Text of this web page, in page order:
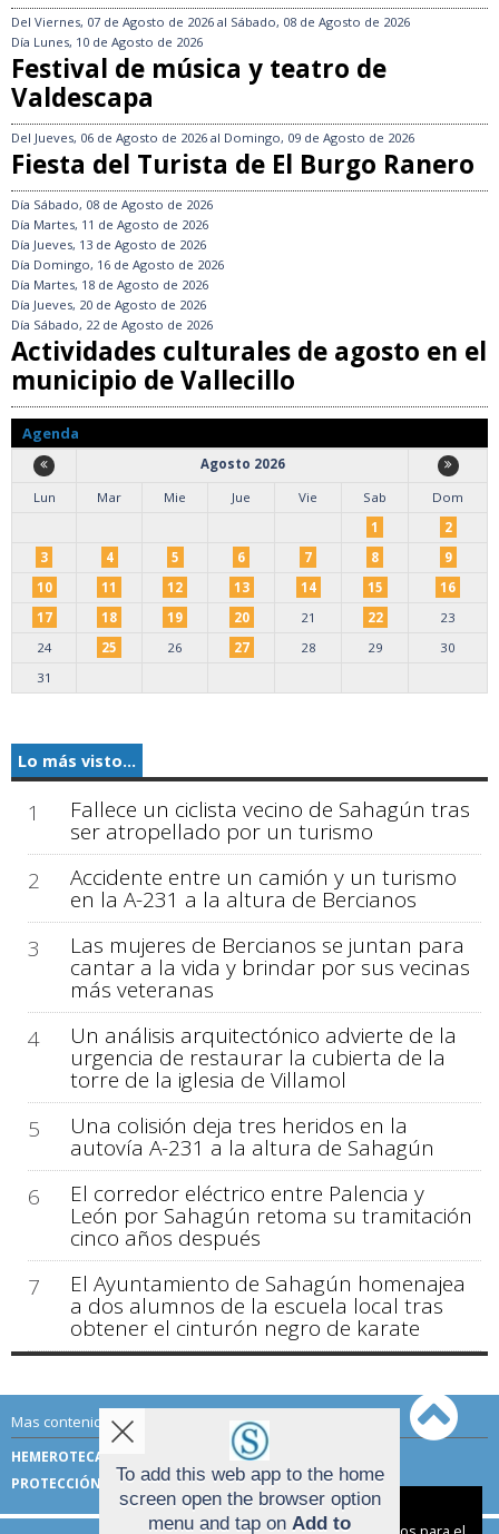
Del Viernes, 07 de Agosto de 2026 al Sábado, 08 de Agosto de 2026
Día Lunes, 10 de Agosto de 2026
Festival de música y teatro de
Valdescapa
Del Jueves, 06 de Agosto de 2026 al Domingo, 09 de Agosto de 2026
Fiesta del Turista de El Burgo Ranero
Día Sábado, 08 de Agosto de 2026
Día Martes, 11 de Agosto de 2026
Día Jueves, 13 de Agosto de 2026
Día Domingo, 16 de Agosto de 2026
Día Martes, 18 de Agosto de 2026
Día Jueves, 20 de Agosto de 2026
Día Sábado, 22 de Agosto de 2026
Actividades culturales de agosto en el
municipio de Vallecillo
Agenda
Agosto 2026
Lun
Mar Mie Jue Vie Sab
Dom
1
2
3
4 5 6 7 8
9
10
11 12 13 14 15
16
17
18 19 20 21 22
23
24
25 26 27 28 29
30
31
Lo más visto...
1 Fallece un ciclista vecino de Sahagún tras
ser atropellado por un turismo
2
Accidente entre un camión y un turismo
en la A-231 a la altura de Bercianos
3
Las mujeres de Bercianos se juntan para
cantar a la vida y brindar por sus vecinas
más veteranas
4
Un análisis arquitectónico advierte de la
urgencia de restaurar la cubierta de la
torre de la iglesia de Villamol
5
Una colisión deja tres heridos en la
autovía A-231 a la altura de Sahagún
6
El corredor eléctrico entre Palencia y
León por Sahagún retoma su tramitación
cinco años después
7
El Ayuntamiento de Sahagún homenajea
a dos alumnos de la escuela local tras
obtener el cinturón negro de karate
Mas contenido de Sahagún Digital:
HEMEROTECA
TÉRMINOS DE USO
PROTECCIÓN DE DATOSTo add this web app to the home
screen open the browser option
menu and tap on Add to
Aviso sobre el Uso de cookies: